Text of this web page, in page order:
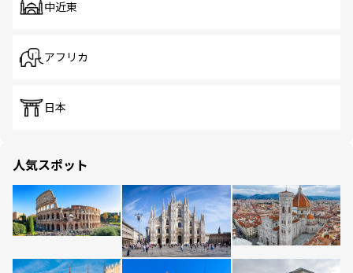
中近東
アフリカ
日本
人気スポット